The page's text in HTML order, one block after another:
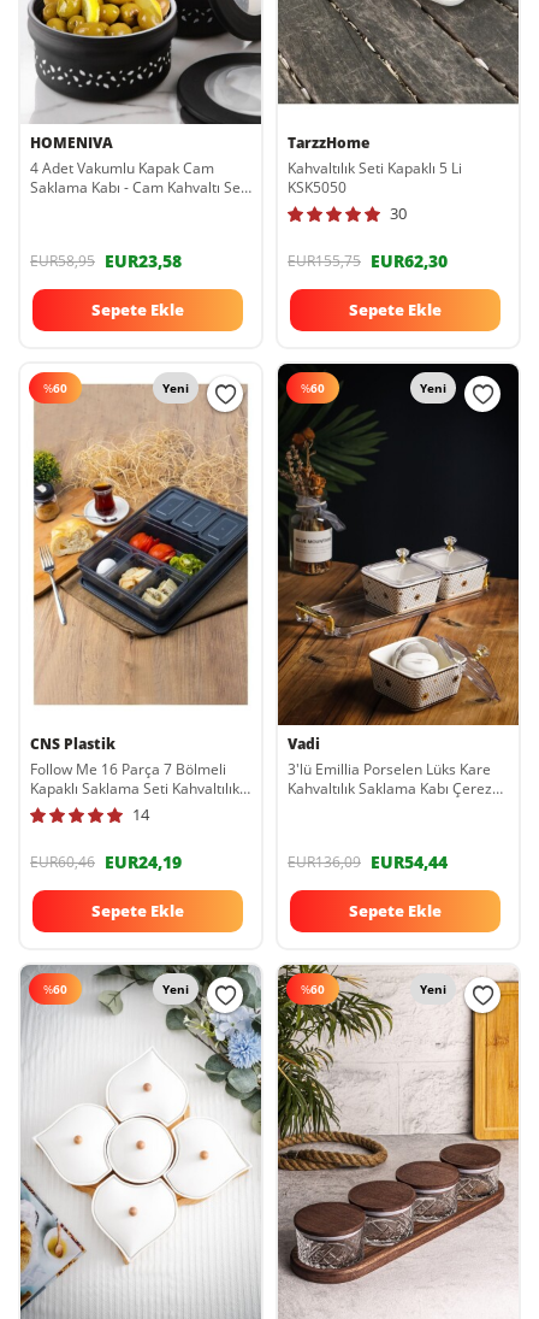
HOMENIVA
4 Adet Vakumlu Kapak Cam
Saklama Kabı - Cam Kahvaltı Seti
EUR58,95 EUR23,58
Sepete Ekle
TarzzHome
Kahvaltılık Seti Kapaklı 5 Li
KSK5050
30
EUR155,75 EUR62,30
Sepete Ekle
%60 Yeni
CNS Plastik
Follow Me 16 Parça 7 Bölmeli
Kapaklı Saklama Seti Kahvaltılık
Gri TYC00708280166
14
EUR60,46 EUR24,19
Sepete Ekle
%60 Yeni
Vadi
3'lü Emillia Porselen Lüks Kare
Kahvaltılık Saklama Kabı Çerez
EUR136,09 EUR54,44
Sepete Ekle
%60 Yeni %60 Yeni